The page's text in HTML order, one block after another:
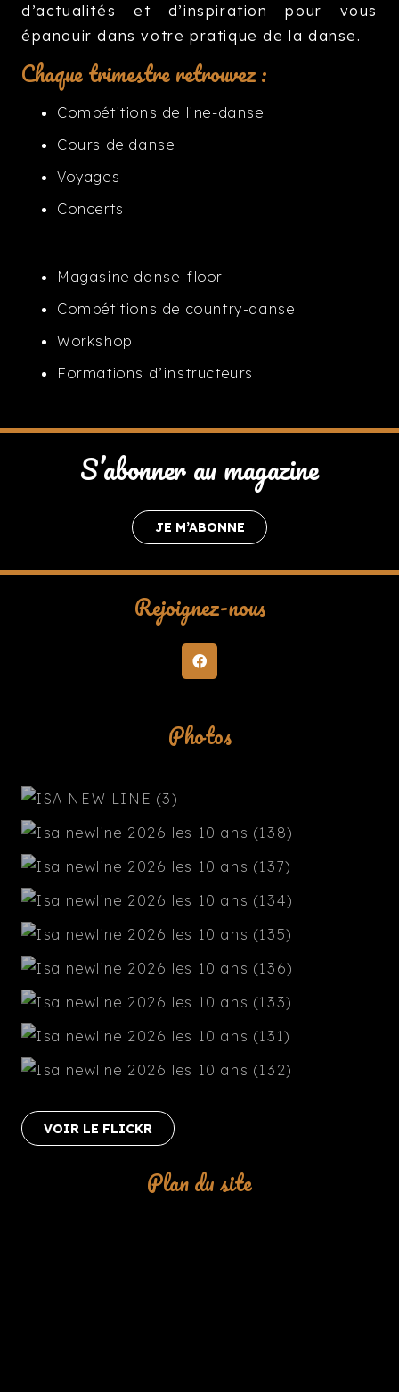
d’actualités et d’inspiration pour vous
épanouir dans votre pratique de la danse.
Chaque trimestre retrouvez :
Compétitions de line-danse
Cours de danse
Voyages
Concerts
Magasine danse-floor
Compétitions de country-danse
Workshop
Formations d’instructeurs
S’abonner au magazine
JE M’ABONNE
Rejoignez-nous
Photos
VOIR LE FLICKR
Plan du site